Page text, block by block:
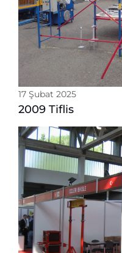
17 Şubat 2025
2009 Tiflis